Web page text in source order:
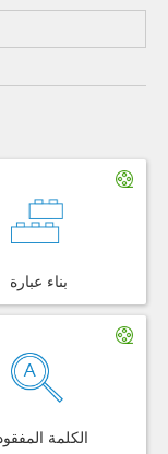
بناء عبارة
الكلمة